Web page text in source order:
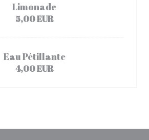
Limonade
5,00 EUR
Eau Pétillante
4,00 EUR